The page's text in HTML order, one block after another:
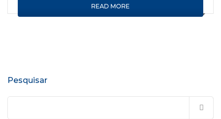
READ MORE
Pesquisar